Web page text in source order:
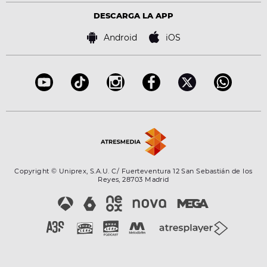
Virales
Bases de concursos
DESCARGA LA APP
Android iOS
Copyright © Uniprex, S.A.U. C/ Fuerteventura 12 San Sebastián de los
Reyes, 28703 Madrid